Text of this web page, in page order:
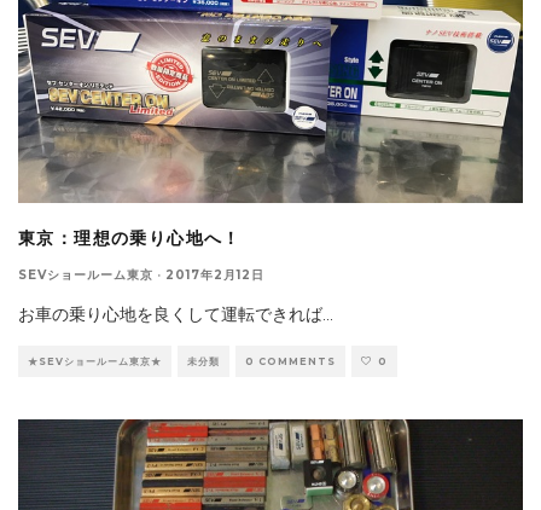
東京：理想の乗り心地へ！
SEVショールーム東京 · 2017年2月12日
お車の乗り心地を良くして運転できれば
★SEVショールーム東京★ 未分類 0 COMMENTS 0